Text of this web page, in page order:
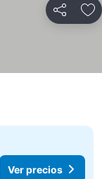
Compartir
Ver precios